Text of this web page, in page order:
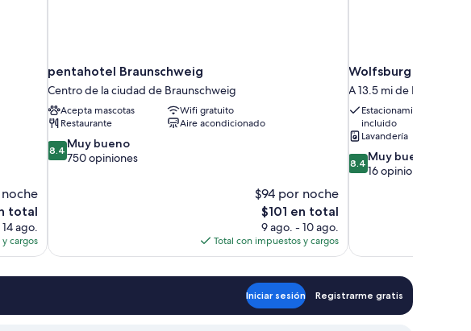
total
ago.
cargos
pentahotel Braunschweig
Centro de la ciudad de Braunschweig
Acepta mascotas
Wifi gratuito
Restaurante
Aire acondicionado
8.4
de
8.4Muy bueno
750 opiniones
$94 por noche
El
precio
actual
es
$101
$101 en total
9 ago. - 10 ago.
Total con impuestos y cargos
Wolfsburg
A 13.5 mi de
Estacionamiento
incluido
Lavandería
8.4
de
8.4Muy bueno
16 opiniones
Iniciar sesión Registrarme gratis